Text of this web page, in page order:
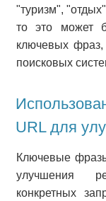
"туризм",
то это может
ключевых
поисковых
URL для
Ключевые
улучшения
конкретных